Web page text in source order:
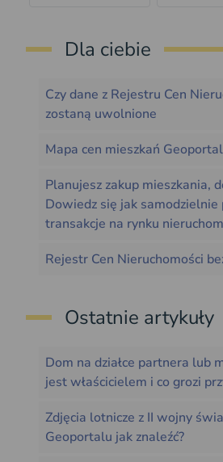
Dla ciebie
Czy dane z Rejestru Cen
zostaną uwolnione
Mapa cen mieszkań
Planujesz zakup mieszkania,
Dowiedz się jak samodzielnie
transakcje na rynku
Rejestr Cen Nieruchomości
Ostatnie artykuły
Dom na działce partnera lub
jest właścicielem i co grozi
Zdjęcia lotnicze z II wojny
Geoportalu jak znaleźć?